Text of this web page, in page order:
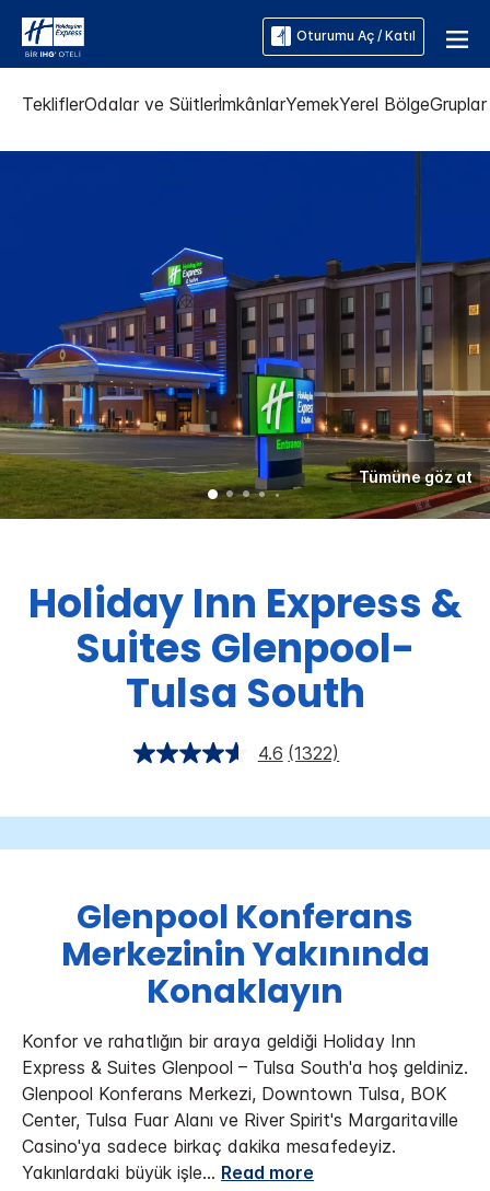
Oturumu Aç / Katıl
TekliflerOdalar ve SüitlerİmkânlarYemekYerel Bölge
Tümüne göz at
Holiday Inn Express &
Suites Glenpool-
Tulsa South
4.6 (1322)
Glenpool Konferans
Merkezinin Yakınında
Konaklayın
Konfor ve rahatlığın bir araya geldiği Holiday Inn
Express & Suites Glenpool – Tulsa South'a hoş geldiniz.
Glenpool Konferans Merkezi, Downtown Tulsa, BOK
Center, Tulsa Fuar Alanı ve River Spirit's Margaritaville
Casino'ya sadece birkaç dakika mesafedeyiz.
Yakınlardaki büyük işle... Read more